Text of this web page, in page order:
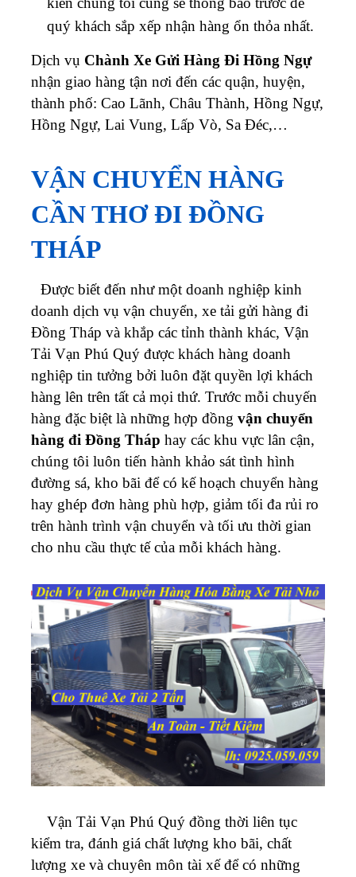
quý khách sắp xếp nhận hàng ổn thỏa nhất.
Dịch vụ Chành Xe Gửi Hàng Đi Hồng Ngự
nhận giao hàng tận nơi đến các quận, huyện,
thành phố: Cao Lãnh, Châu Thành, Hồng Ngự,
Hồng Ngự, Lai Vung, Lấp Vò, Sa Đéc,…
VẬN CHUYỂN HÀNG
CẦN THƠ ĐI ĐỒNG
THÁP
Được biết đến như một doanh nghiệp kinh
doanh dịch vụ vận chuyển, xe tải gửi hàng đi
Đồng Tháp và khắp các tỉnh thành khác, Vận
Tải Vạn Phú Quý được khách hàng doanh
nghiệp tin tưởng bởi luôn đặt quyền lợi khách
hàng lên trên tất cả mọi thứ. Trước mỗi chuyến
hàng đặc biệt là những hợp đồng vận chuyển
hàng đi Đồng Tháp hay các khu vực lân cận,
chúng tôi luôn tiến hành khảo sát tình hình
đường sá, kho bãi để có kế hoạch chuyển hàng
hay ghép đơn hàng phù hợp, giảm tối đa rủi ro
trên hành trình vận chuyển và tối ưu thời gian
cho nhu cầu thực tế của mỗi khách hàng.
Vận Tải Vạn Phú Quý đồng thời liên tục
kiểm tra, đánh giá chất lượng kho bãi, chất
lượng xe và chuyên môn tài xế để có những